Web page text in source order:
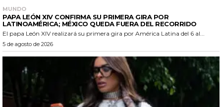
MUNDO
PAPA LEÓN XIV CONFIRMA SU PRIMERA GIRA POR
LATINOAMÉRICA; MÉXICO QUEDA FUERA DEL RECORRIDO
El papa León XIV realizará su primera gira por América Latina del 6 al...
5 de agosto de 2026